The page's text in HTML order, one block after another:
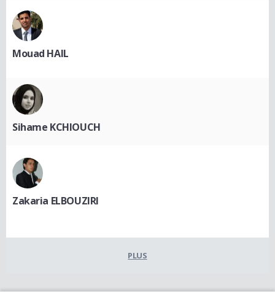
Mouad HAIL
Sihame KCHIOUCH
Zakaria ELBOUZIRI
PLUS